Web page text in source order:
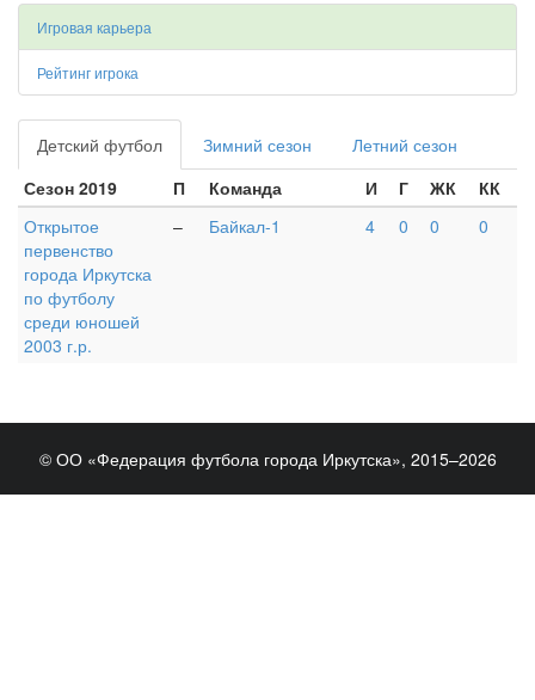
Игровая карьера
Рейтинг игрока
Детский футбол Зимний сезон
Летний сезон
Сезон 2019
П Команда И Г ЖК
КК
Открытое
первенство
города Иркутска
по футболу
среди юношей
2003 г.р.
– Байкал-1 4 0 0 0
© ОО «Федерация футбола города Иркутска», 2015–2026